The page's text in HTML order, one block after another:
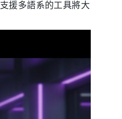
援多語系的工具將大